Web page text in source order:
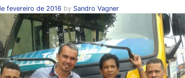
fevereiro de 2016 by Sandro Vagner